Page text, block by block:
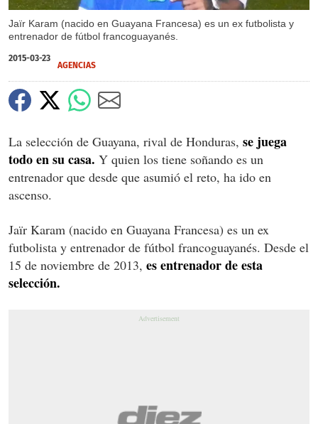
Jaïr Karam (nacido en Guayana Francesa) es un ex futbolista y
entrenador de fútbol francoguayanés.
2015-03-23
AGENCIAS
La selección de Guayana, rival de Honduras, se juega
todo en su casa. Y quien los tiene soñando es un
entrenador que desde que asumió el reto, ha ido en
ascenso.
Jaïr Karam (nacido en Guayana Francesa) es un ex
futbolista y entrenador de fútbol francoguayanés. Desde el
15 de noviembre de 2013, es entrenador de esta
selección.